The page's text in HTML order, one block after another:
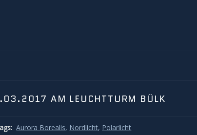
AM LEUCHTTURM BÜLK
Aurora Borealis, Nordlicht, Polarlicht